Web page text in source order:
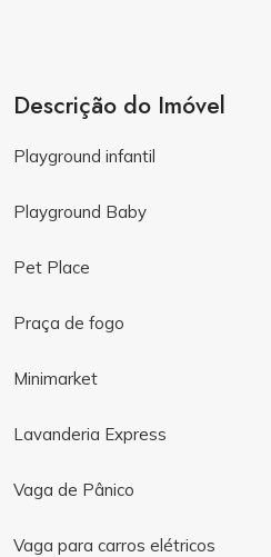
Descrição do Imóvel
Playground infantil
Playground Baby
Pet Place
Praça de fogo
Minimarket
Lavanderia Express
Vaga de Pânico
Vaga para carros elétricos